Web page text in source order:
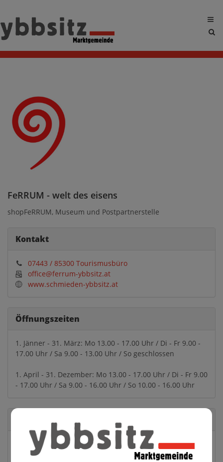
FeRRUM - welt des eisens
shopFeRRUM, Museum und Postpartnerstelle
Kontakt
07443 / 85300 Tourismusbüro
office@ferrum-ybbsitz.at
www.schmieden-ybbsitz.at
Öffnungszeiten
1. Jänner - 31. März: Mo 13.00 - 17.00 Uhr / Di - Fr 9.00 -
17.00 Uhr / Sa 9.00 - 13.00 Uhr / So geschlossen
1. April - 31. Dezember: Mo 13.00 - 17.00 Uhr / Di - Fr 9.00
- 17.00 Uhr / Sa 9.00 - 16.00 Uhr / So 10.00 - 16.00 Uhr
Markt 24
3341 Ybbsitz